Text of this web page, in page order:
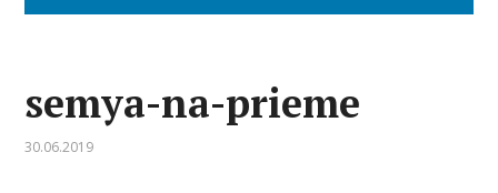
semya-na-prieme
30.06.2019